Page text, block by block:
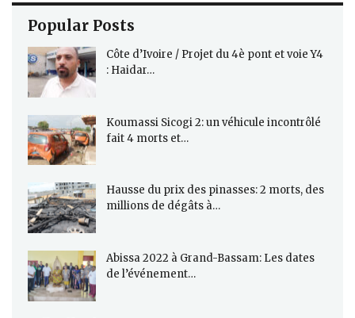
Popular Posts
Côte d’Ivoire / Projet du 4è pont et voie Y4
: Haidar…
Koumassi Sicogi 2: un véhicule incontrôlé
fait 4 morts et…
Hausse du prix des pinasses: 2 morts, des
millions de dégâts à…
Abissa 2022 à Grand-Bassam: Les dates
de l’événement…